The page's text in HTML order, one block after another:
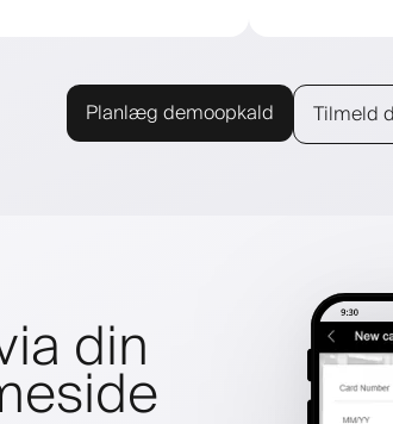
Planlæg demoopkald Tilmeld
din